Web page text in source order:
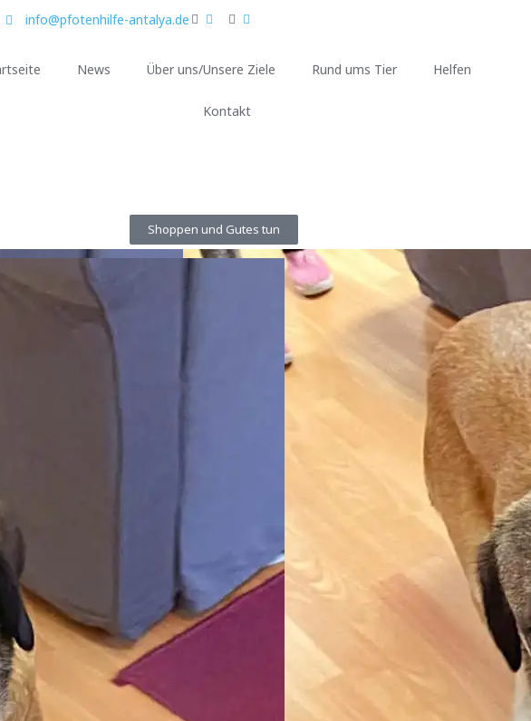
info@pfotenhilfe-antalya.de
News Über uns/Unsere Ziele Rund ums Tier Helfen
Kontakt
Shoppen und Gutes tun